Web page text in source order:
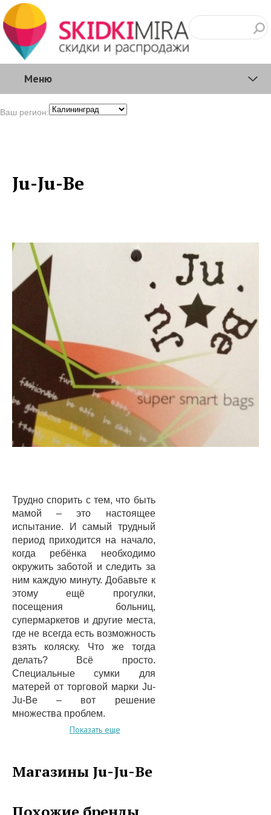
Меню
Ваш регион:
Ju-Ju-Be
Трудно спорить с тем, что быть
мамой – это настоящее
испытание. И самый трудный
период приходится на начало,
когда ребёнка необходимо
окружить заботой и следить за
ним каждую минуту. Добавьте к
этому ещё прогулки,
посещения больниц,
супермаркетов и другие места,
где не всегда есть возможность
взять коляску. Что же тогда
делать? Всё просто.
Специальные сумки для
матерей от торговой марки Ju-
Ju-Be – вот решение
множества проблем.
Ju-Ju-Be – это синоним
созданные талантливыми
дизайнерами Joe Croft и Kristin
позволяют компактно
Показать еще
Магазины Ju-Ju-Be
Похожие бренды